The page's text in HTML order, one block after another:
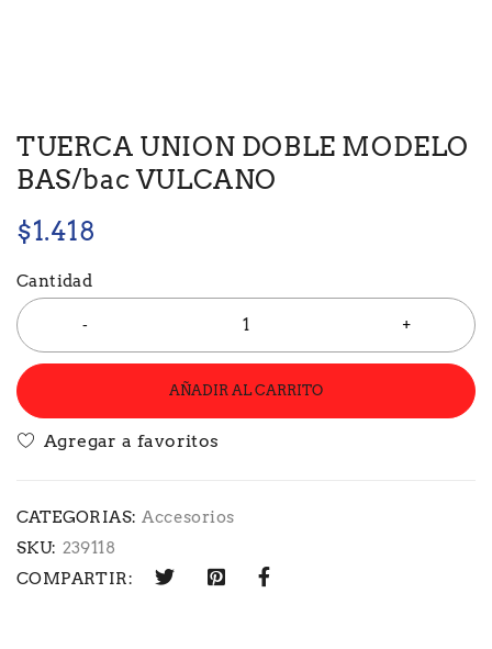
TUERCA UNION DOBLE MODELO
BAS/bac VULCANO
$1.418
Cantidad
AÑADIR AL CARRITO
CATEGORIAS: Accesorios
SKU: 239118
COMPARTIR: